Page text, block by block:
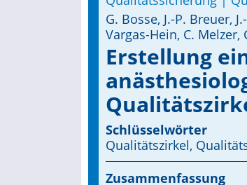
G. Bosse, J.-P. Breuer,
Vargas-Hein, C. Melzer,
Erstellung
Schlüsselwörter
Qualitätszirkel,
Zusammenfassung